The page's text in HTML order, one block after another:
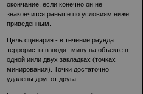
окончание, если конечно он не
знакончится раньше по условиям ниже
приведенным.
Цель сценария - в течение раунда
террористы взводят мину на объекте в
одной иили двух закладках (точках
минирования). Точки достаточно
удалены друг от друга.